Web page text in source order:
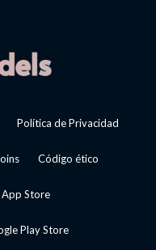
Política de Privacidad
Código ético
App Store
Play Store